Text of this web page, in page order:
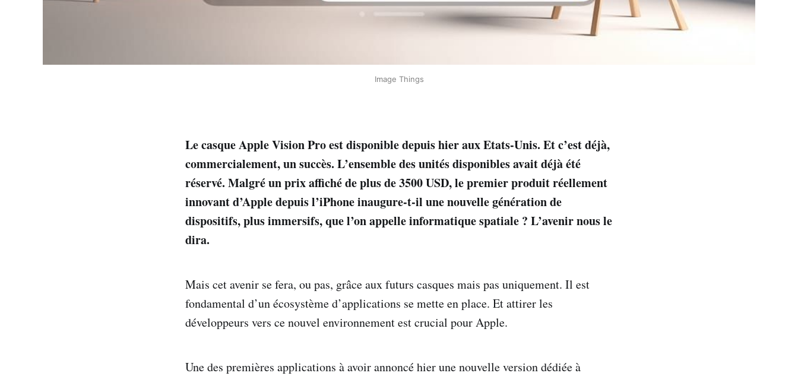
Image Things
Le casque Apple Vision Pro est disponible depuis hier aux Etats-Unis. Et c’est déjà,
commercialement, un succès. L’ensemble des unités disponibles avait déjà été
réservé. Malgré un prix affiché de plus de 3500 USD, le premier produit réellement
innovant d’Apple depuis l’iPhone inaugure-t-il une nouvelle génération de
dispositifs, plus immersifs, que l’on appelle informatique spatiale ? L’avenir nous le
dira.
Mais cet avenir se fera, ou pas, grâce aux futurs casques mais pas uniquement. Il est
fondamental d’un écosystème d’applications se mette en place. Et attirer les
développeurs vers ce nouvel environnement est crucial pour Apple.
Une des premières applications à avoir annoncé hier une nouvelle version dédiée à